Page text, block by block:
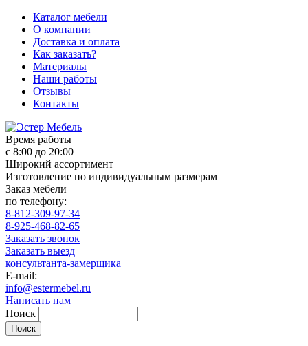
Каталог мебели
О компании
Доставка и оплата
Как заказать?
Материалы
Наши работы
Отзывы
Контакты
Время работы
с 8:00 до 20:00
Широкий ассортимент
Изготовление по индивидуальным размерам
Заказ мебели
по телефону:
8-812-309-97-34
8-925-468-82-65
Заказать звонок
Заказать выезд
консультанта-замерщика
E-mail:
info@estermebel.ru
Написать нам
Поиск